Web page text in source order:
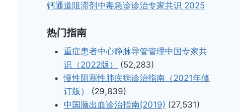
钙通道阻滞剂中毒急诊诊治专家共识 2025
热门指南
重症患者中心静脉导管管理中国专家共
识（2022版）
(52,283)
慢性阻塞性肺疾病诊治指南（2021年修
订版）
(29,839)
中国脑出血诊治指南(2019) (27,531)